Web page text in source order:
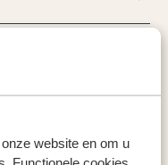
website en om u